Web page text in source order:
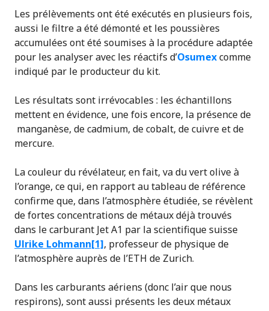
Les prélèvements ont été exécutés en plusieurs fois,
aussi le filtre a été démonté et les poussières
accumulées ont été soumises à la procédure adaptée
pour les analyser avec les réactifs d’Osumexcomme
indiqué par le producteur du kit.
Les résultats sont irrévocables : les échantillons
mettent en évidence, une fois encore, la présence de
manganèse, de cadmium, de cobalt, de cuivre et de
mercure.
La couleur du révélateur, en fait, va du vert olive à
l’orange, ce qui, en rapport au tableau de référence
confirme que, dans l’atmosphère étudiée, se révèlent
de fortes concentrations de métaux déjà trouvés
dans le carburant Jet A1 par la scientifique suisse
Ulrike Lohmann[1], professeur de physique de
l’atmosphère auprès de l’ETH de Zurich.
Dans les carburants aériens (donc l’air que nous
respirons), sont aussi présents les deux métaux